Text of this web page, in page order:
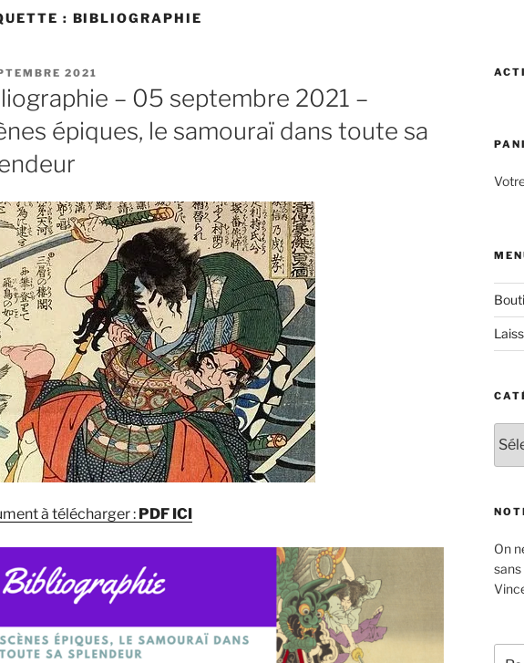
: BIBLIOGRAPHIE
2021
– 05 septembre 2021 –
épiques, le samouraï dans toute sa
à télécharger : PDF ICI
On
sans